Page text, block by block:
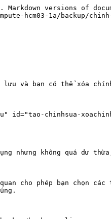
versions of
hcm03-1a/backup/
và bạn có thể xóa
id="tao-chinhsua-
nhưng không quá
cho phép bạn chọn